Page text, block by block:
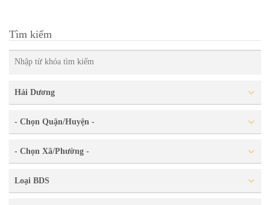
Tìm kiếm
Hải Dương
- Chọn Quận/Huyện -
- Chọn Xã/Phường -
Loại BDS